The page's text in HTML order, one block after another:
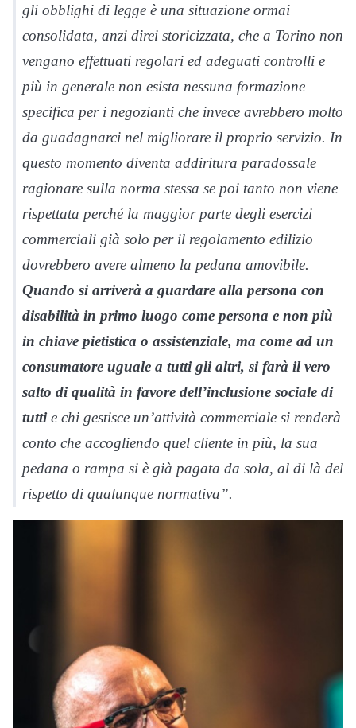
gli obblighi di legge è una situazione ormai
consolidata, anzi direi storicizzata, che a Torino non
vengano effettuati regolari ed adeguati controlli e
più in generale non esista nessuna formazione
specifica per i negozianti che invece avrebbero molto
da guadagnarci nel migliorare il proprio servizio. In
questo momento diventa addiritura paradossale
ragionare sulla norma stessa se poi tanto non viene
rispettata perché la maggior parte degli esercizi
commerciali già solo per il regolamento edilizio
dovrebbero avere almeno la pedana amovibile.
Quando si arriverà a guardare alla persona con
disabilità in primo luogo come persona e non più
in chiave pietistica o assistenziale, ma come ad un
consumatore uguale a tutti gli altri, si farà il vero
salto di qualità in favore dell’inclusione sociale di
tuttie chi gestisce un’attività commerciale si renderà
conto che accogliendo quel cliente in più, la sua
pedana o rampa si è già pagata da sola, al di là del
rispetto di qualunque normativa”.